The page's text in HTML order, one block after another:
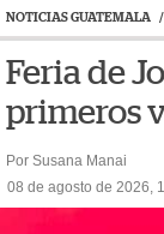
NOTICIAS GUATEMALA /
Feria de
primeros
Por Susana Manai
08 de agosto de 2026,